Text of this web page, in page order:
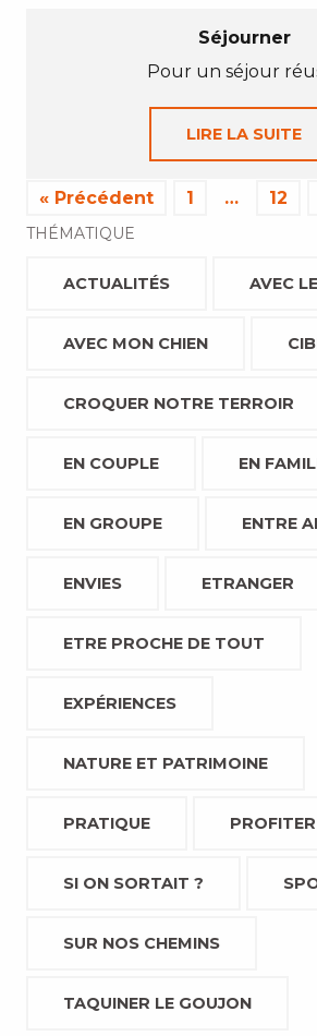
Séjourner
Pour un séjour
LIRE LA SUITE
« Précédent 1 … 12
THÉMATIQUE
ACTUALITÉS AVEC
AVEC MON CHIEN
CROQUER NOTRE TERROIR
EN COUPLE EN
EN GROUPE ENTRE
ENVIES ETRANGER
ETRE PROCHE DE TOUT
EXPÉRIENCES
NATURE ET PATRIMOINE
PRATIQUE
SI ON SORTAIT ?
SUR NOS CHEMINS
TAQUINER LE GOUJON